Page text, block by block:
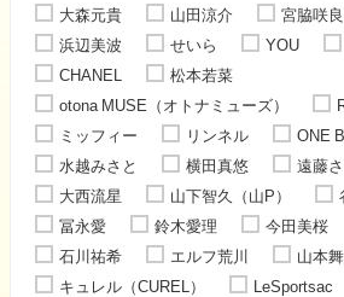
大森元貴
山田涼介 宮脇咲良
浜辺美波
せいら YOU
CHANEL
松本若菜
otona MUSE（オトナミューズ）
ミッフィー
リンネル
ONE
水越みさと
横田真悠
遠藤
大西流星
山下智久（山P）
冨永愛
鈴木愛理 今田美桜
石川祐希
エルフ荒川 山本
キュレル（CUREL）
LeSportsac